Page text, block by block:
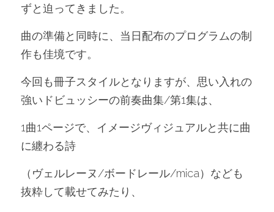
ずと迫ってきました。
曲の準備と同時に、当日配布のプログラムの制
作も佳境です。
今回も冊子スタイルとなりますが、思い入れの
強いドビュッシーの前奏曲集/第1集は、
1曲1ページで、イメージヴィジュアルと共に曲
に纏わる詩
（ヴェルレーヌ/ボードレール/mica）なども
抜粋して載せてみたり、